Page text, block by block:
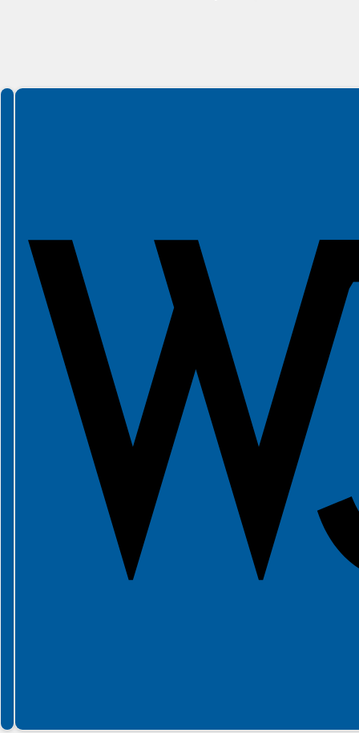
Spełniamy standardy WCAG 2.2
Spełniamy standardy W3C